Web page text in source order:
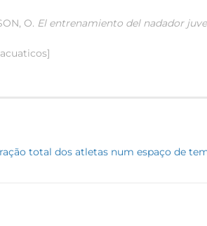
O. El entrenamiento del nadador
total dos atletas num espaço de